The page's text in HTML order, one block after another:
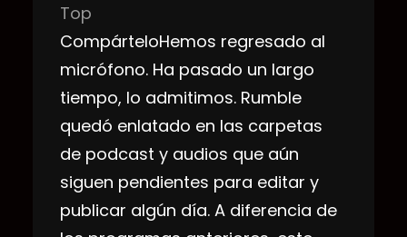
Top
CompárteloHemos regresado al
micrófono. Ha pasado un largo
tiempo, lo admitimos. Rumble
quedó enlatado en las carpetas
de podcast y audios que aún
siguen pendientes para editar y
publicar algún día. A diferencia de